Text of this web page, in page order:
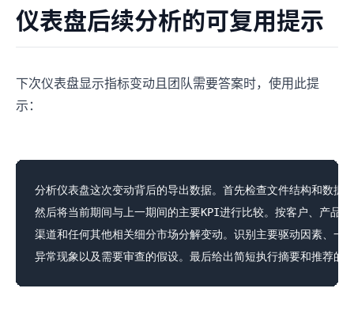
仪表盘后续分析的可复用提示
下次仪表盘显示指标变动且团队需要答案时，使用此提
示：
分析仪表盘这次变动背后的导出数据。首先检查文件结构和数据
然后将当前期间与上一期间的主要KPI进行比较。按客户、产品
渠道和任何其他相关细分市场分解变动。识别主要驱动因素、一